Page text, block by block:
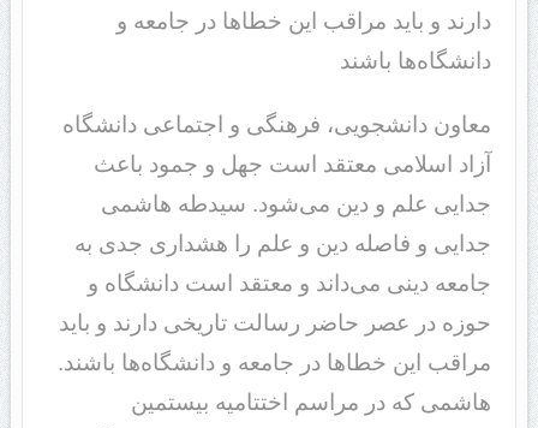
دارند و باید مراقب این خطاها در جامعه و
دانشگاه‌ها باشند
معاون دانشجویی، فرهنگی و اجتماعی دانشگاه
آزاد اسلامی معتقد است جهل و جمود باعث
جدایی علم و دین می‌شود. سیدطه هاشمی
جدایی و فاصله دین و علم را هشداری جدی به
جامعه دینی می‌داند و معتقد است دانشگاه و
حوزه در عصر حاضر رسالت تاریخی دارند و باید
مراقب این خطاها در جامعه و دانشگاه‌ها باشند.
هاشمی که در مراسم اختتامیه بیستمین